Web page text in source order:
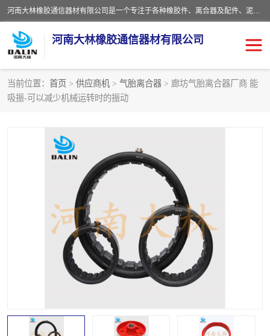
河南大林橡胶通信器材有限公司是一个专注于各种橡胶件、离合器及配件、泥浆泵及配件等产品设计制造和加工的企业。产品应用于矿山、冶金、石油、钢铁、化工、水泥、船舶、造纸、通用机械等各种大功率机械传动或制动装置。
河南大林橡胶通信器材有限公司
当前位置： 首页 > 供应商机 > 气胎离合器 > 廊坊气胎离合器厂商 能
吸振-可以减少机械运转时的振动
推盘离合器
VC离合器
气胎离合器
泥浆泵空气包胶囊 气动元件
DY隔膜式离合器 CB离合器
实芯轮胎
联轴器